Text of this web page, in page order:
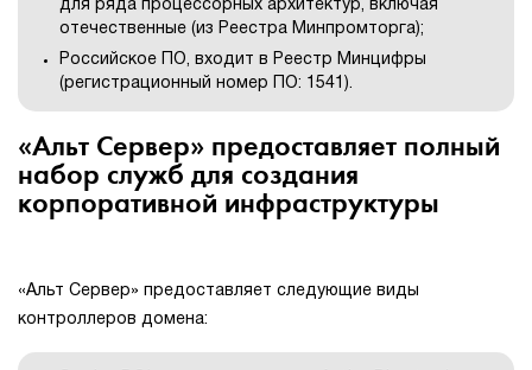
для ряда процессорных архитектур, включая
отечественные (из Реестра Минпромторга);
Российское ПО, входит в Реестр Минцифры
(регистрационный номер ПО: 1541).
«Альт Сервер» предоставляет полный
набор служб для создания
корпоративной инфраструктуры
«Альт Cервер» предоставляет следующие виды
контроллеров домена: